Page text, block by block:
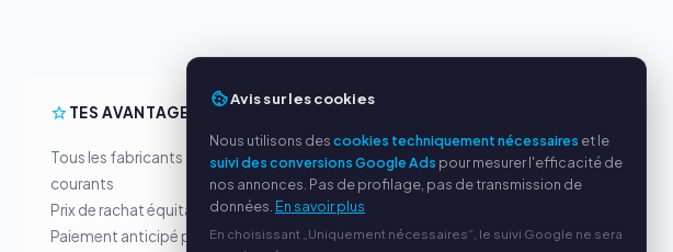
TES AVANTAGES
Tous les fabricants
courants
Prix de rachat équitables
Paiement anticipé par
À propos de nous
Politique de confidentialité
Mentions légales
Questions fréquentes
Avis sur les cookies
Nous utilisons descookies techniquement nécessaires et le
suivi des conversions Google Ads pour mesurer l'efficacité de
nos annonces. Pas de profilage, pas de transmission de
données. En savoir plus
En choisissant „Uniquement nécessaires“, le suivi Google ne sera